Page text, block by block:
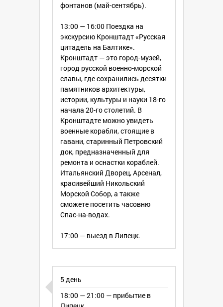
фонтанов (май-сентябрь).
13:00 — 16:00 Поездка на
экскурсию Кронштадт «Русская
цитадель на Балтике».
Кронштадт — это город-музей,
город русской военно-морской
славы, где сохранились десятки
памятников архитектуры,
истории, культуры и науки 18-го
начала 20-го столетий. В
Кронштадте можно увидеть
военные корабли, стоящие в
гавани, старинный Петровский
док, предназначенный для
ремонта и оснастки кораблей.
Итальянский Дворец, Арсенал,
красивейший Никольский
Морской Собор, а также
сможете посетить часовню
Спас-на-водах.
17:00 — выезд в Липецк.
5 день
18:00 — 21:00 — прибытие в